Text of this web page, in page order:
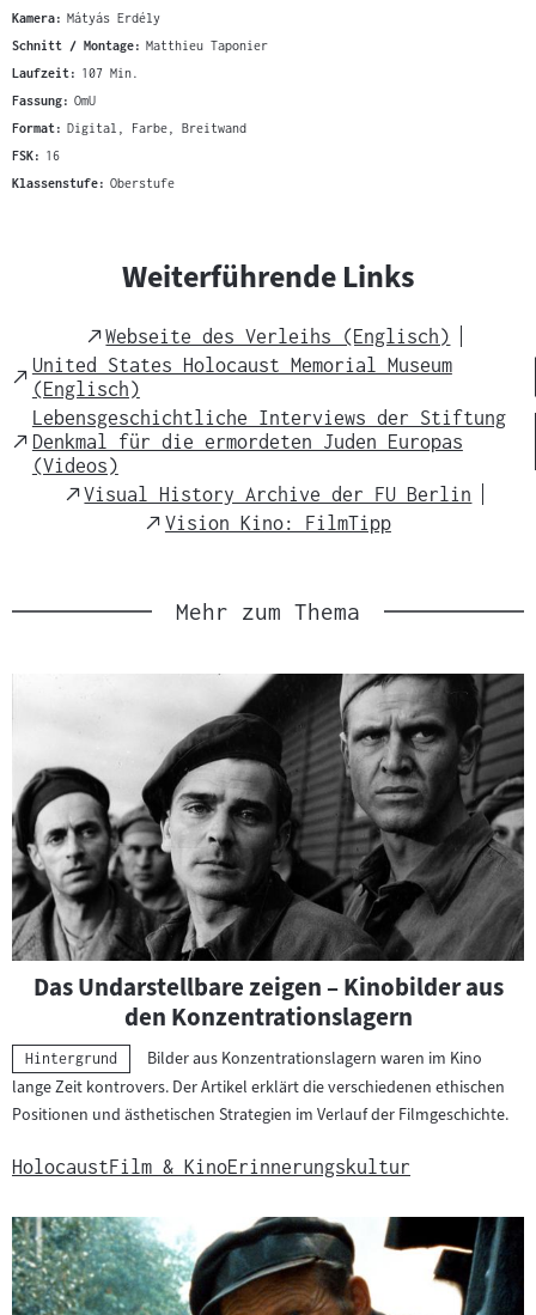
Kamera: Mátyás Erdély
Schnitt / Montage: Matthieu Taponier
Laufzeit: 107 Min.
Fassung: OmU
Format: Digital, Farbe, Breitwand
FSK: 16
Klassenstufe: Oberstufe
Weiterführende Links
External
Link
Webseite des Verleihs (Englisch)
External
Link
United States Holocaust Memorial Museum
(Englisch)
External
Link
Lebensgeschichtliche Interviews der Stiftung
Denkmal für die ermordeten Juden Europas
(Videos)
External
Visual History Archive der FU Berlin
External
Vision Kino: FilmTipp
Mehr zum Thema
Das Undarstellbare zeigen – Kinobilder aus
den Konzentrationslagern
Kategorie:
Hintergrund
Bilder aus Konzentrationslagern waren im Kino
lange Zeit kontrovers. Der Artikel erklärt die verschiedenen ethischen
Positionen und ästhetischen Strategien im Verlauf der Filmgeschichte.
HolocaustFilm & KinoErinnerungskultur